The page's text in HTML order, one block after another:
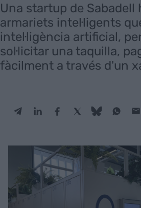
Una startup de Sabadell
armariets intel·ligents
intel·ligència artificial,
sol·licitar una taquilla,
fàcilment a través d'un